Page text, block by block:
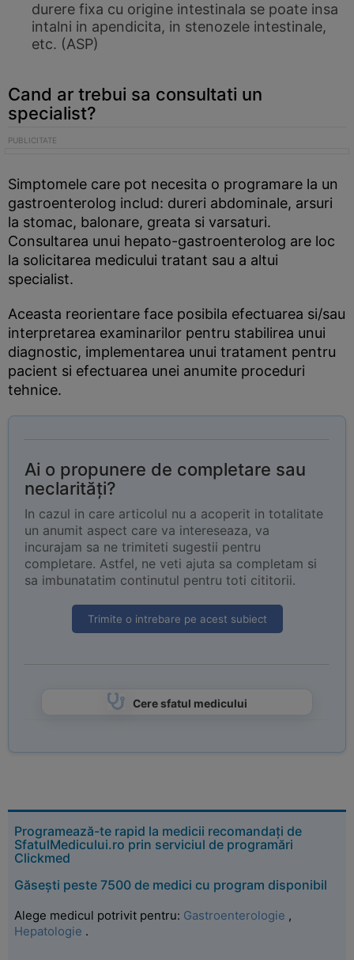
durere fixa cu origine intestinala se poate insa
intalni in apendicita, in stenozele intestinale,
etc. (ASP)
Cand ar trebui sa consultati un
specialist?
Simptomele care pot necesita o programare la un
gastroenterolog includ: dureri abdominale, arsuri
la stomac, balonare, greata si varsaturi.
Consultarea unui hepato-gastroenterolog are loc
la solicitarea medicului tratant sau a altui
specialist.
Aceasta reorientare face posibila efectuarea si/sau
interpretarea examinarilor pentru stabilirea unui
diagnostic, implementarea unui tratament pentru
pacient si efectuarea unei anumite proceduri
tehnice.
Ai o propunere de completare sau
neclarități?
In cazul in care articolul nu a acoperit in totalitate
un anumit aspect care va intereseaza, va
incurajam sa ne trimiteti sugestii pentru
completare. Astfel, ne veti ajuta sa completam si
sa imbunatatim continutul pentru toti cititorii.
Trimite o intrebare pe acest subiect
Cere sfatul medicului
Programează-te rapid la medicii recomandați de
SfatulMedicului.ro prin serviciul de programări
Clickmed
Găsești peste 7500 de medici cu program disponibil
Alege medicul potrivit pentru: Gastroenterologie ,
Hepatologie .